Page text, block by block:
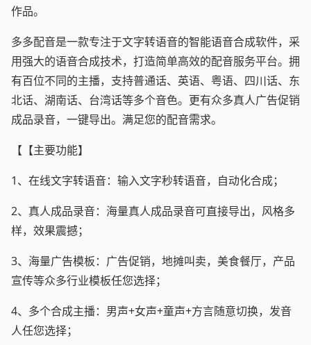
作品。
多多配音是一款专注于文字转语音的智能语音合成软件，采
用强大的语音合成技术，打造简单高效的配音服务平台。拥
有百位不同的主播，支持普通话、英语、粤语、四川话、东
北话、湖南话、台湾话等多个音色。更有众多真人广告促销
成品录音，一键导出。满足您的配音需求。
【【主要功能】
1、在线文字转语音：输入文字秒转语音，自动化合成；
2、真人成品录音：海量真人成品录音可直接导出，风格多
样，效果震撼；
3、海量广告模板：广告促销，地摊叫卖，美食餐厅，产品
宣传等众多行业模板任您选择；
4、多个合成主播：男声+女声+童声+方言随意切换，发音
人任您选择；